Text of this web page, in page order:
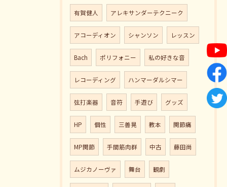
有賀健人 アレキサンダーテクニーク
アコーディオン シャンソン レッスン
Bach ポリフォニー 私の好きな音
レコーディング ハンマーダルシマー
弦打楽器 音符 手遊び グッズ
HP 個性 三善晃 教本 関節痛
MP関節 手間筋肉群 中古 藤田尚
ムジカノーヴァ 舞台 観劇